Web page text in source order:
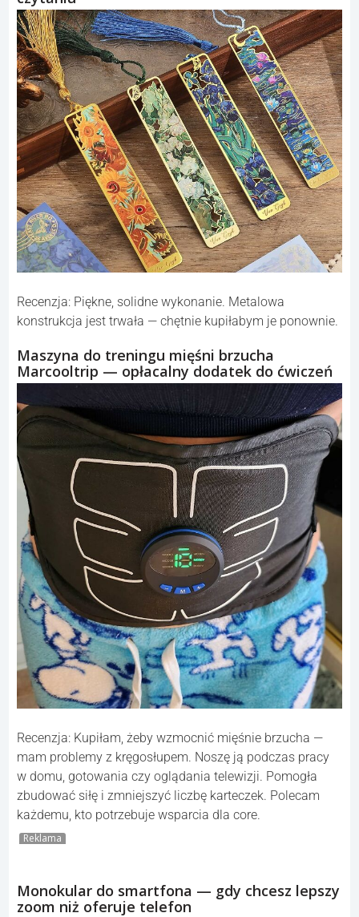
Recenzja: Piękne, solidne wykonanie. Metalowa
konstrukcja jest trwała — chętnie kupiłabym je ponownie.
Maszyna do treningu mięśni brzucha
Marcooltrip — opłacalny dodatek do ćwiczeń
Recenzja: Kupiłam, żeby wzmocnić mięśnie brzucha —
mam problemy z kręgosłupem. Noszę ją podczas pracy
w domu, gotowania czy oglądania telewizji. Pomogła
zbudować siłę i zmniejszyć liczbę karteczek. Polecam
każdemu, kto potrzebuje wsparcia dla core.
Reklama
Monokular do smartfona — gdy chcesz lepszy
zoom niż oferuje telefon